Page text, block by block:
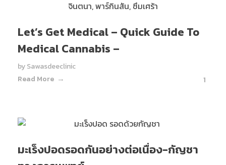
Let’s Get Medical – Quick Guide To
Medical Cannabis –
bySawasdeeclinic
Read More
1
มะเร็งปอดรอดกันอย่างต่อเนื่อง-กัญชา